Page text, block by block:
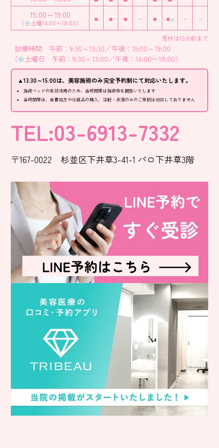
15:00～19:00
（※土曜14:00〜18:00） ● ● ● - ● ●※ - -
受付は15分前まで
診療時間 午前：9:30～13:30／午後：15:00～19:00
（※土曜日 午前：9:30～13:00／午後：14:00〜18:00）
▲13:30～15:00は、美容施術のみ完全予約制にて対応いたします。
施術ベッドの有効活用のため、当時間帯は施術枠を開放いたします
当時間帯は、自費処方や化粧品の購入、注射・点滴のみのご来院は対応しておりません
TEL:03-6913-7332
〒167-0022 杉並区下井草3-41-1 パロ下井草3階